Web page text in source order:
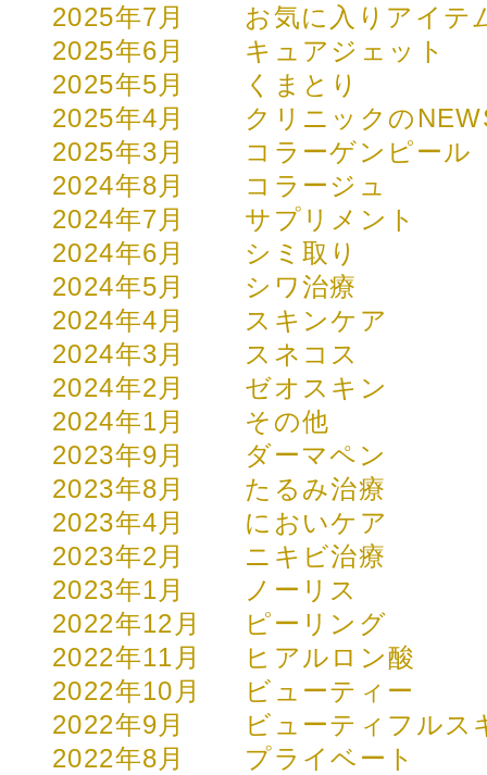
2025年7月
2025年6月
2025年5月
2025年4月
2025年3月
2024年8月
2024年7月
2024年6月
2024年5月
2024年4月
2024年3月
2024年2月
2024年1月
2023年9月
2023年8月
2023年4月
2023年2月
2023年1月
2022年12月
2022年11月
2022年10月
2022年9月
2022年8月
お気に入りアイテ
キュアジェット
くまとり
クリニックの
コラーゲンピール
コラージュ
サプリメント
シミ取り
シワ治療
スキンケア
スネコス
ゼオスキン
その他
ダーマペン
たるみ治療
においケア
ニキビ治療
ノーリス
ピーリング
ヒアルロン酸
ビューティー
ビューティフルス
プライベート